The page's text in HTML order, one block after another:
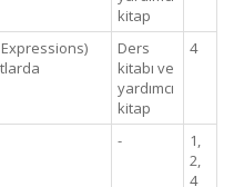
kitap
Ders
kitabı ve
yardımcı
kitap
4
-
1,
2,
4